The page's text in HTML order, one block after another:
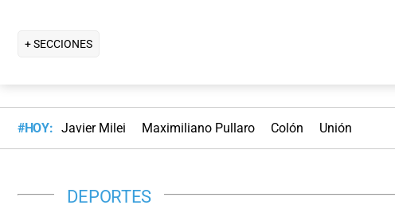
+ SECCIONES
#HOY: Javier Milei Maximiliano Pullaro Colón Unión
DEPORTES